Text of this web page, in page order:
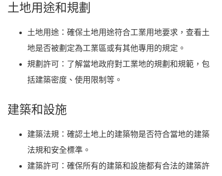
土地用途和規劃
土地用途 ：確保土地用途符合工業用地要求，查看土
地是否被劃定為工業區或有其他專用的規定。
規劃許可 ：了解當地政府對工業地的規劃和規範，包
括建築密度、使用限制等。
建築和設施
建築法規 ：確認土地上的建築物是否符合當地的建築
法規和安全標準。
建築許可 ：確保所有的建築和設施都有合法的建築許